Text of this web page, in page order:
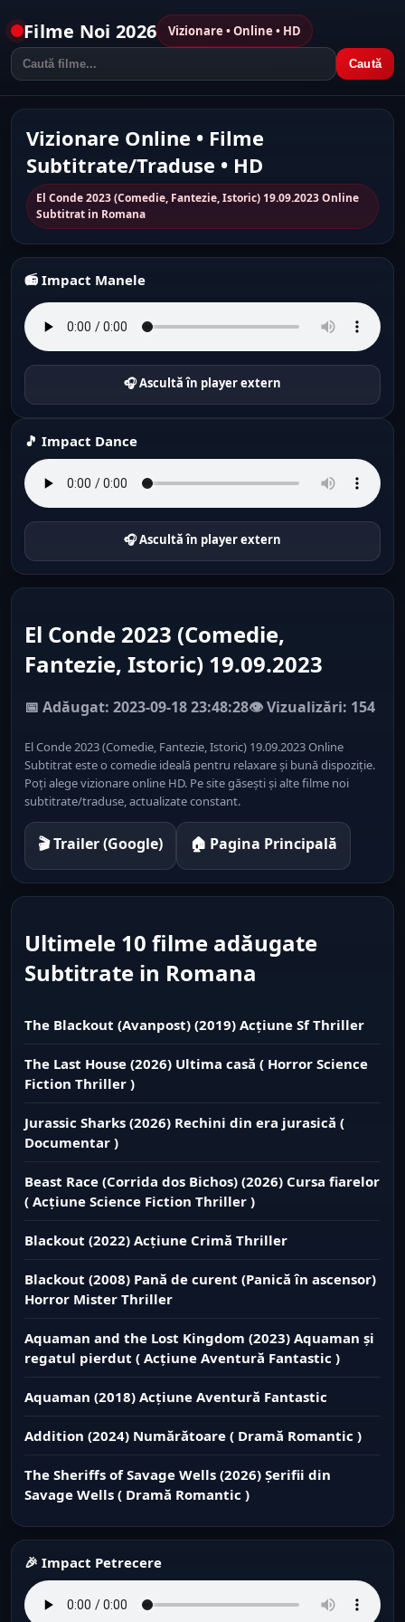
Filme Noi 2026 Vizionare • Online • HD
Caută
Vizionare Online • Filme
Subtitrate/Traduse • HD
El Conde 2023 (Comedie, Fantezie, Istoric) 19.09.2023 Online
Subtitrat in Romana
📻 Impact Manele
🎧 Ascultă în player extern
🎵 Impact Dance
🎧 Ascultă în player extern
El Conde 2023 (Comedie,
Fantezie, Istoric) 19.09.2023
📅 Adăugat: 2023-09-18 23:48:28👁️ Vizualizări: 154
El Conde 2023 (Comedie, Fantezie, Istoric) 19.09.2023 Online
Subtitrat este o comedie ideală pentru relaxare și bună dispoziție.
Poți alege vizionare online HD. Pe site găsești și alte filme noi
subtitrate/traduse, actualizate constant.
🎬 Trailer (Google) 🏠 Pagina Principală
Ultimele 10 filme adăugate
Subtitrate in Romana
The Blackout (Avanpost) (2019) Acțiune Sf Thriller
The Last House (2026) Ultima casă ( Horror Science
Fiction Thriller )
Jurassic Sharks (2026) Rechini din era jurasică (
Documentar )
Beast Race (Corrida dos Bichos) (2026) Cursa fiarelor
( Acțiune Science Fiction Thriller )
Blackout (2022) Acțiune Crimă Thriller
Blackout (2008) Pană de curent (Panică în ascensor)
Horror Mister Thriller
Aquaman and the Lost Kingdom (2023) Aquaman și
regatul pierdut ( Acțiune Aventură Fantastic )
Aquaman (2018) Acțiune Aventură Fantastic
Addition (2024) Numărătoare ( Dramă Romantic )
The Sheriffs of Savage Wells (2026) Șerifii din
Savage Wells ( Dramă Romantic )
🎉 Impact Petrecere